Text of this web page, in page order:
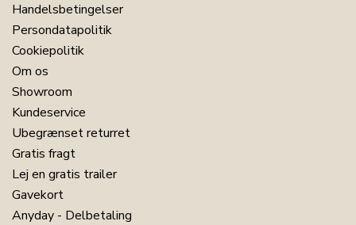
Handelsbetingelser
Persondatapolitik
Cookiepolitik
Om os
Showroom
Kundeservice
Ubegrænset returret
Gratis fragt
Lej en gratis trailer
Gavekort
Anyday - Delbetaling